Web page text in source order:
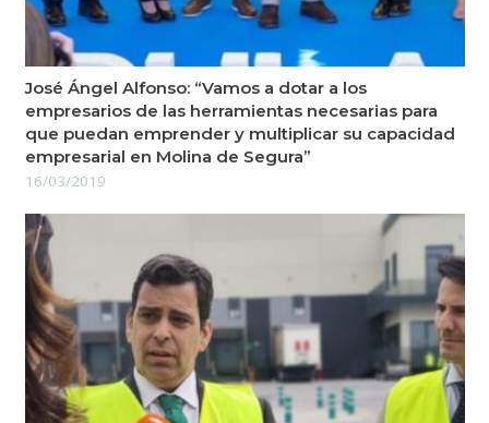
José Ángel Alfonso: “Vamos a dotar a los
empresarios de las herramientas necesarias para
que puedan emprender y multiplicar su capacidad
empresarial en Molina de Segura”
16/03/2019